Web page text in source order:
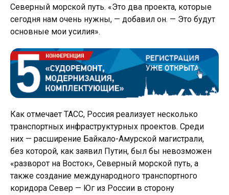
Северный морской путь. «Это два проекта, которые
сегодня нам очень нужны, — добавил он. — Это будут
основные мои усилия».
Как отмечает ТАСС, Россия реализует несколько
транспортных инфраструктурных проектов. Среди
них — расширение Байкало-Амурской магистрали,
без которой, как заявил Путин, был бы невозможен
«разворот на Восток», Северный морской путь, а
также создание международного транспортного
коридора Север — Юг из России в сторону